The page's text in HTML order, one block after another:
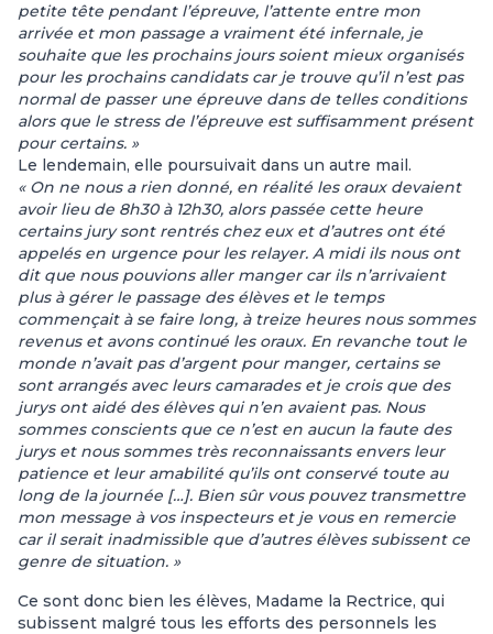
petite tête pendant l’épreuve, l’attente entre mon
arrivée et mon passage a vraiment été infernale, je
souhaite que les prochains jours soient mieux organisés
pour les prochains candidats car je trouve qu’il n’est pas
normal de passer une épreuve dans de telles conditions
alors que le stress de l’épreuve est suffisamment présent
pour certains. »
Le lendemain, elle poursuivait dans un autre mail.
« On ne nous a rien donné, en réalité les oraux devaient
avoir lieu de 8h30 à 12h30, alors passée cette heure
certains jury sont rentrés chez eux et d’autres ont été
appelés en urgence pour les relayer. A midi ils nous ont
dit que nous pouvions aller manger car ils n’arrivaient
plus à gérer le passage des élèves et le temps
commençait à se faire long, à treize heures nous sommes
revenus et avons continué les oraux. En revanche tout le
monde n’avait pas d’argent pour manger, certains se
sont arrangés avec leurs camarades et je crois que des
jurys ont aidé des élèves qui n’en avaient pas. Nous
sommes conscients que ce n’est en aucun la faute des
jurys et nous sommes très reconnaissants envers leur
patience et leur amabilité qu’ils ont conservé toute au
long de la journée […]. Bien sûr vous pouvez transmettre
mon message à vos inspecteurs et je vous en remercie
car il serait inadmissible que d’autres élèves subissent ce
genre de situation. »
Ce sont donc bien les élèves, Madame la Rectrice, qui
subissent malgré tous les efforts des personnels les